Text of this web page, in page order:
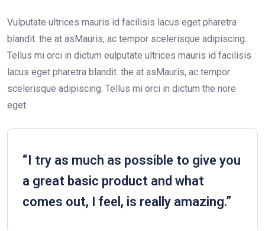
Vulputate ultrices mauris id facilisis lacus eget pharetra
blandit. the at asMauris, ac tempor scelerisque adipiscing.
Tellus mi orci in dictum eulputate ultrices mauris id facilisis
lacus eget pharetra blandit. the at asMauris, ac tempor
scelerisque adipiscing. Tellus mi orci in dictum the nore
eget.
“I try as much as possible to give you
a great basic product and what
comes out, I feel, is really amazing.”